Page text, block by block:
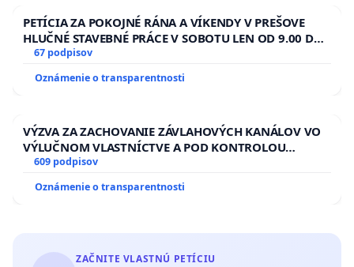
PETÍCIA ZA POKOJNÉ RÁNA A VÍKENDY V PREŠOVE
HLUČNÉ STAVEBNÉ PRÁCE V SOBOTU LEN OD 9.00 DO
13.00 HOD., CEZ PRACOVNÝ TÝŽDEŇ CIEĽ 8.00 – 18.00
ĎUMBIERSKEJ/MAGU
67 podpisov
Oznámenie o transparentnosti
VÝZVA ZA ZACHOVANIE ZÁVLAHOVÝCH KANÁLOV VO
VÝLUČNOM VLASTNÍCTVE A POD KONTROLOU
SLOVENSKEJ REPUBLIKY & žiadosť na riešenie
kanálov na Slovensku
609 podpisov
Oznámenie o transparentnosti
ZAČNITE VLASTNÚ PETÍCIU